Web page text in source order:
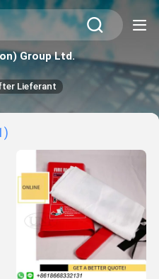
Group Ltd.
Lieferant